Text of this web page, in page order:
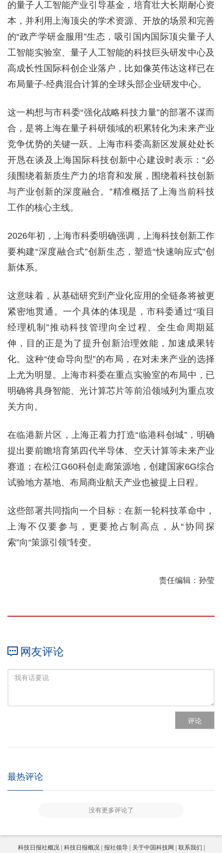
的量子人工智能产业引导基金，培育壮大长期耐心资
本，并利用上海顶尖的学术资源、开放的场景和完善
的“政产学研金服用”生态，吸引国内国际顶尖量子人
工智能实验室、量子人工智能的科技巨头研发中心及
高成长性国际科创企业落户，比如像英伟达这样已在
布局量子-经典混合计算的全球头部企业研发中心。
这一构想与市科委“强化战略科技力量”的部署不谋而
合，是将上海在量子科研领域的积累转化为未来产业
竞争优势的关键一跃。上海市科委高新区发展处处长
开恳在谈及上海国际科技创新中心建设时表示：“必
须围绕着新质生产力的培育和发展，围绕着科技创新
与产业创新的深度融合。”精准概括了上海当前科技
工作的核心主线。
2026年初，上海市科委明确强调，上海科技创新工作
要构建“深度融合式”创新生态，塑造“快速响应式”创
新体系。
这意味着，从基础研究到产业化应用的全链条将被更
紧密地贯通。一个具体的体现是，市科委通过“项目
经理机制”推动科技管理向全过程、全生命周期延
伸，目的正是为了提升创新治理效能，加速成果转
化。这种“使命导向型”的布局，在对未来产业的选择
上尤为明显。上海市科委在重点实验室的布局中，已
明确将具身智能、光计算芯片等前沿领域列为重点攻
关方向。
在临港新片区，上海正着力打造“临港科创城”，明确
提出要前瞻培育第四代半导体、空天计算等未来产业
赛道；在松江G60科创走廊策源地，创建国家6G综合
试验地方基地、布局商业航天产业也被提上日程。
这些部署共同指向一个目标：在新一轮科技革命中，
上海不仅要参与，更要抢占制高点，从“协同探
索”向“策源引领”转变。
责任编辑：孙莹
网友评论
评论
最热评论
没有更多评论了
科技日报社概况 科技日报概况 报社领导 关于中国科技网 联系我们